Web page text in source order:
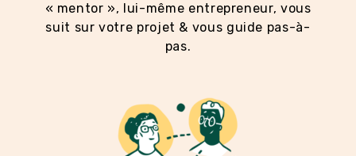
« mentor », lui-même entrepreneur, vous
suit sur votre projet & vous guide pas-à-
pas.